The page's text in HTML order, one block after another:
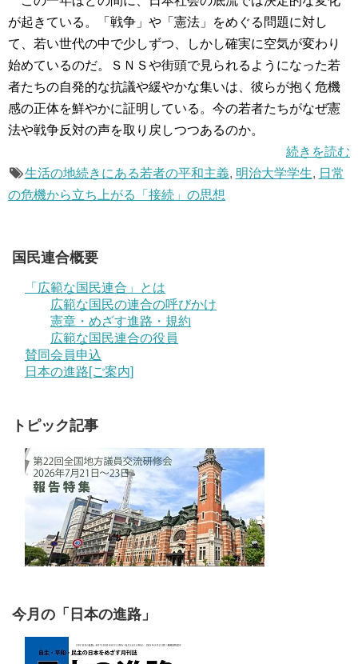
が起きている。「戦争」や「憲法」をめぐる問題に対し
て、若い世代の中で少しずつ、しかし確実に空気が変わり
始めているのだ。ＳＮＳや街頭で見られるようになった若
者たちの自発的な抗議や緩やかな集いは、彼らが抱く危機
感の正体を鮮やかに証明している。今の若者たちがなぜ憲
法や戦争反対の声を取り戻しつつあるのか。
続きを読む
生活の地続きにある若者の平和主義, 明治大学学生, 日常
の危機から立ち上がる「接続」の思想
国民連合概要
「広範な国民連合」とは
広範な国民の連合の呼びかけ
憲章・めざす進路・規約
広範な国民連合の役員
賛同会員申込
日本の進路[ご案内]
トピック記事
今月の「日本の進路」